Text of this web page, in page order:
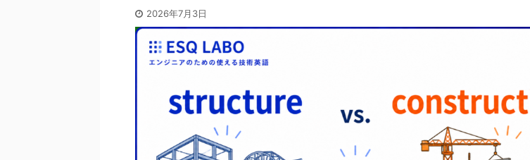
2026年7月3日